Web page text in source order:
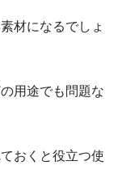
材になるでしょ
用途でも問題な
おくと役立つ使